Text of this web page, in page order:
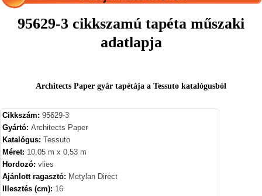
95629-3 cikkszamú tapéta műszaki
adatlapja
Architects Paper gyár tapétája a Tessuto katalógusból
Cikkszám: 95629-3
Gyártó: Architects Paper
Katalógus: Tessuto
Méret: 10,05 m x 0,53 m
Hordozó: vlies
Ajánlott ragasztó: Metylan Direct
Illesztés (cm): 16